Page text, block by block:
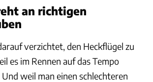
an richtigen
verzichtet, den Heckflügel zu
es im Rennen auf das Tempo
weil man einen schlechteren